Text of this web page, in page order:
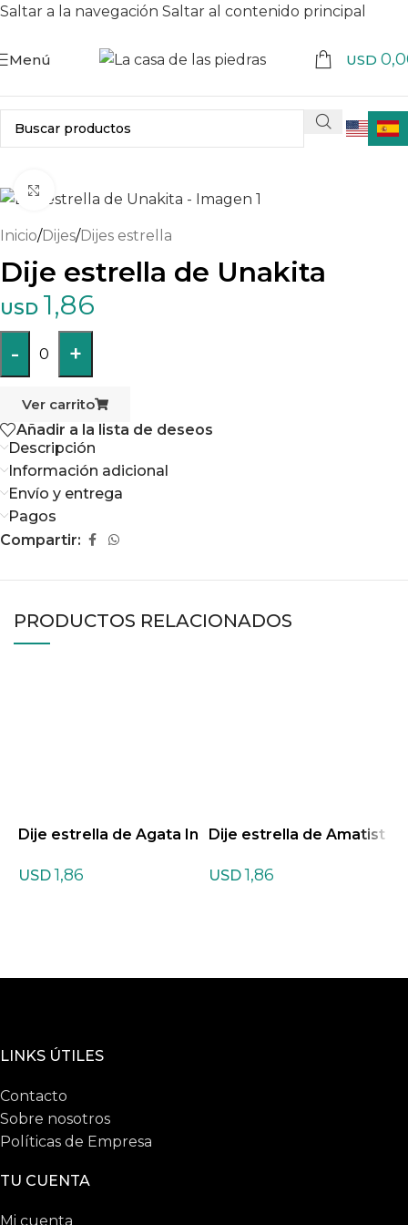
Saltar a la navegación Saltar al contenido principal
Menú USD
Haga clic para ampliar
Inicio/Dijes/Dijes estrella
Dije estrella de Unakita
USD 1,86
- 0 +
Ver carrito
Añadir a la lista de deseos
Descripción
Información adicional
Envío y entrega
Pagos
Compartir:
PRODUCTOS RELACIONADOS
Dije estrella de Agata In
USD 1,86
Dije estrella de Amatist
USD 1,86
LINKS ÚTILES
Contacto
Sobre nosotros
Políticas de Empresa
TU CUENTA
Mi cuenta